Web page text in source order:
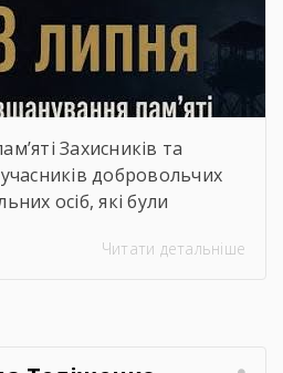
Захисників та
добровольчих
осіб, які були
Читати детальніше